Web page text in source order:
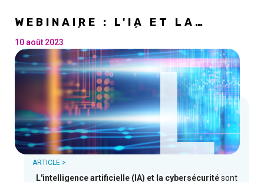
WEBINAIRE : L'IA ET LA
10 août 2023
L
ARTICLE >
L'intelligence artificielle (IA) et la cybersécuritésont